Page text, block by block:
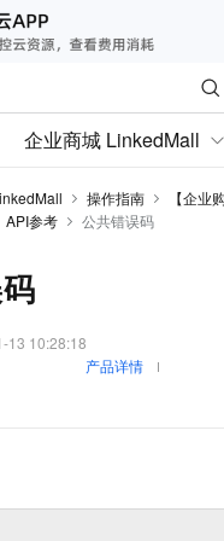
企业商城 LinkedMall
操作指南
【企业
API参考 公共错误码
13 10:28:18
产品详情